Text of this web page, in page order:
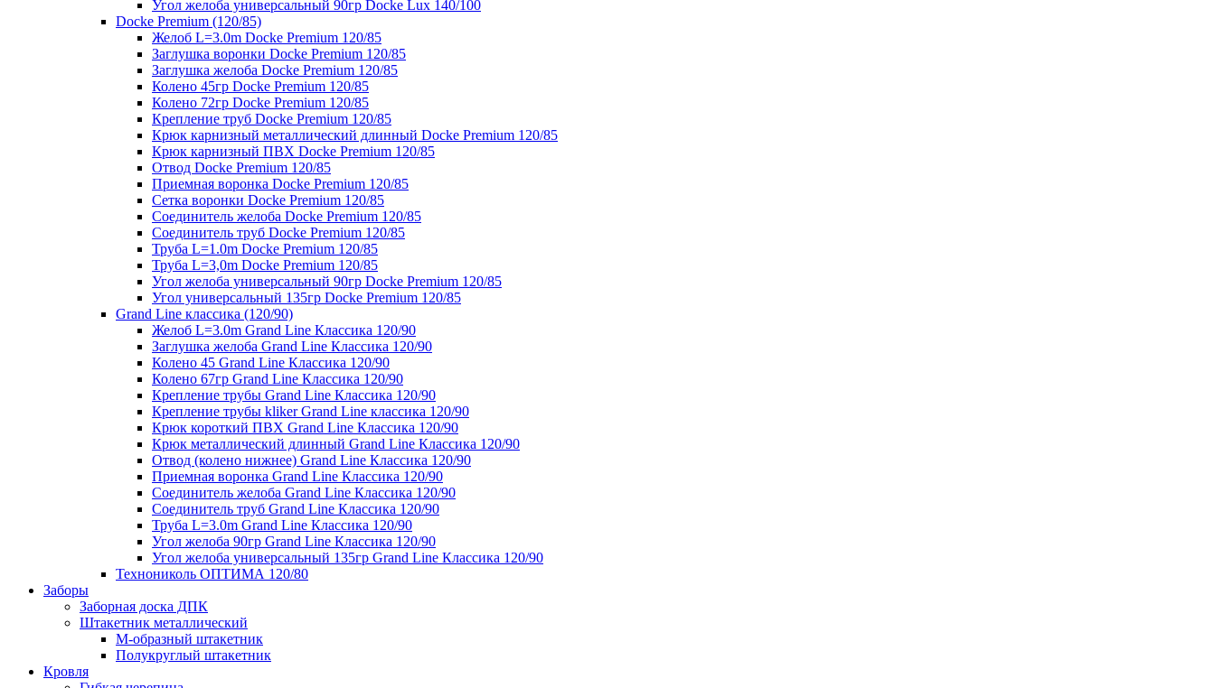
Угол желоба универсальный 90гр Docke Lux 140/100
Docke Premium (120/85)
Желоб L=3.0m Docke Premium 120/85
Заглушка воронки Docke Premium 120/85
Заглушка желоба Docke Premium 120/85
Колено 45гр Docke Premium 120/85
Колено 72гр Docke Premium 120/85
Крепление труб Docke Premium 120/85
Крюк карнизный металлический длинный Docke Premium 120/85
Крюк карнизный ПВХ Docke Premium 120/85
Отвод Docke Premium 120/85
Приемная воронка Docke Premium 120/85
Сетка воронки Docke Premium 120/85
Соединитель желоба Docke Premium 120/85
Соединитель труб Docke Premium 120/85
Труба L=1.0m Docke Premium 120/85
Труба L=3,0m Docke Premium 120/85
Угол желоба универсальный 90гр Docke Premium 120/85
Угол универсальный 135гр Docke Premium 120/85
Grand Line классика (120/90)
Желоб L=3.0m Grand Line Классика 120/90
Заглушка желоба Grand Line Классика 120/90
Колено 45 Grand Line Классика 120/90
Колено 67гр Grand Line Классика 120/90
Крепление трубы Grand Line Классика 120/90
Крепление трубы kliker Grand Line классика 120/90
Крюк короткий ПВХ Grand Line Классика 120/90
Крюк металлический длинный Grand Line Классика 120/90
Отвод (колено нижнее) Grand Line Классика 120/90
Приемная воронка Grand Line Классика 120/90
Соединитель желоба Grand Line Классика 120/90
Соединитель труб Grand Line Классика 120/90
Труба L=3.0m Grand Line Классика 120/90
Угол желоба 90гр Grand Line Классика 120/90
Угол желоба универсальный 135гр Grand Line Классика 120/90
Технониколь ОПТИМА 120/80
Заборы
Заборная доска ДПК
Штакетник металлический
М-образный штакетник
Полукруглый штакетник
Кровля